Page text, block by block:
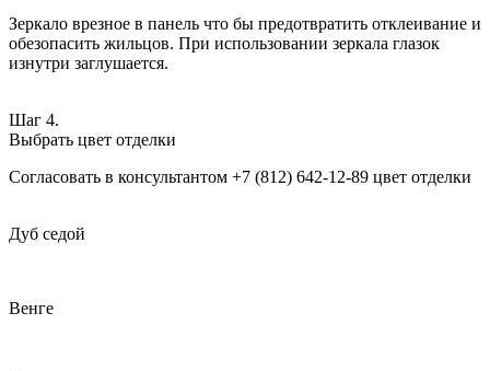
Зеркало врезное в панель что бы предотвратить отклеивание и
обезопасить жильцов. При использовании зеркала глазок
изнутри заглушается.
Шаг 4.
Выбрать цвет отделки
Согласовать в консультантом +7 (812) 642-12-89 цвет отделки
Дуб седой
Венге